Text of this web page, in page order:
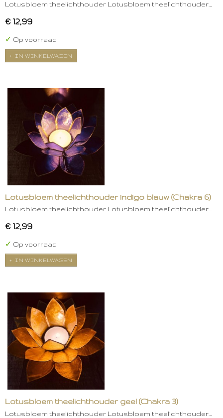
Lotusbloem theelichthouder Lotusbloem theelichthouder…
€ 12,99
✓ Op voorraad
IN WINKELWAGEN
Lotusbloem theelichthouder indigo blauw (Chakra 6)
Lotusbloem theelichthouder Lotusbloem theelichthouder…
€ 12,99
✓ Op voorraad
IN WINKELWAGEN
Lotusbloem theelichthouder geel (Chakra 3)
Lotusbloem theelichthouder Lotusbloem theelichthouder…